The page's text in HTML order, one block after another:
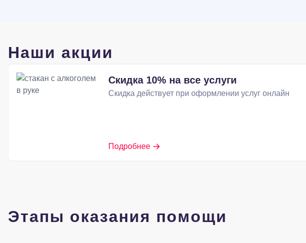
Наши акции
Скидка 10% на все услуги
Скидка действует при оформлении услуг онлайн
Подробнее
Этапы оказания помощи